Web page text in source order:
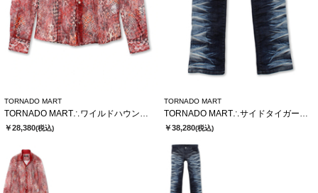
TORNADO MART
￥28,380(税込)
TORNADO MART
￥38,280(税込)